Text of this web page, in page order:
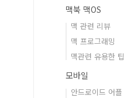
맥북 맥OS
맥 관련 리뷰
맥 프로그래밍
맥관련 유용한 팁
모바일
안드로이드 어플